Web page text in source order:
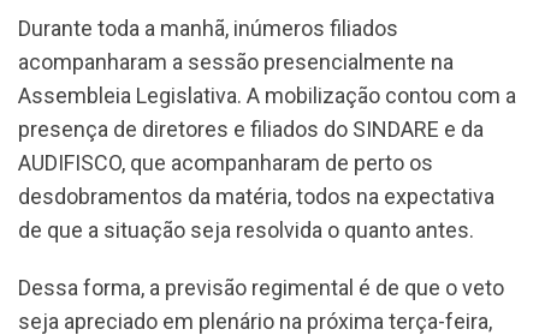
Durante toda a manhã, inúmeros filiados
acompanharam a sessão presencialmente na
Assembleia Legislativa. A mobilização contou com a
presença de diretores e filiados do SINDARE e da
AUDIFISCO, que acompanharam de perto os
desdobramentos da matéria, todos na expectativa
de que a situação seja resolvida o quanto antes.
Dessa forma, a previsão regimental é de que o veto
seja apreciado em plenário na próxima terça-feira,